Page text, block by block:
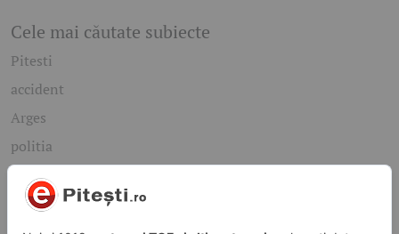
Cele mai căutate subiecte
Pitesti
accident
Arges
politia
mioveni
Caută rapid știrile care te interesează